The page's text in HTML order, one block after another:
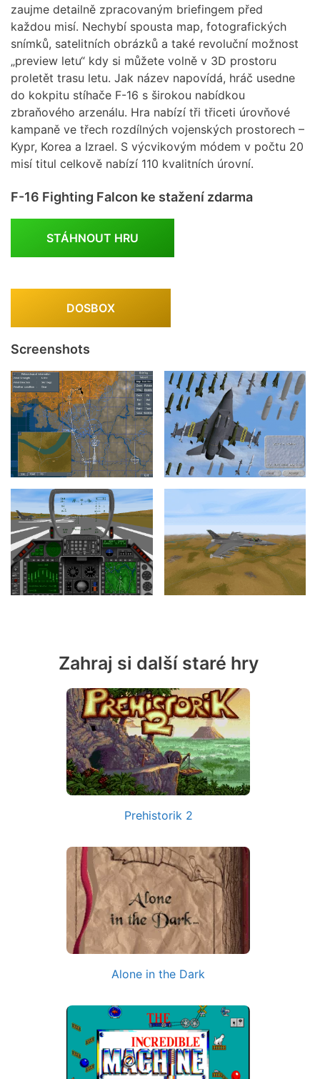
zaujme detailně zpracovaným briefingem před
každou misí. Nechybí spousta map, fotografických
snímků, satelitních obrázků a také revoluční možnost
„preview letu“ kdy si můžete volně v 3D prostoru
proletět trasu letu. Jak název napovídá, hráč usedne
do kokpitu stíhače F-16 s širokou nabídkou
zbraňového arzenálu. Hra nabízí tři třiceti úrovňové
kampaně ve třech rozdílných vojenských prostorech –
Kypr, Korea a Izrael. S výcvikovým módem v počtu 20
misí titul celkově nabízí 110 kvalitních úrovní.
F-16 Fighting Falcon ke stažení zdarma
STÁHNOUT HRU
DOSBOX
Screenshots
Zahraj si další staré hry
Prehistorik 2
Alone in the Dark